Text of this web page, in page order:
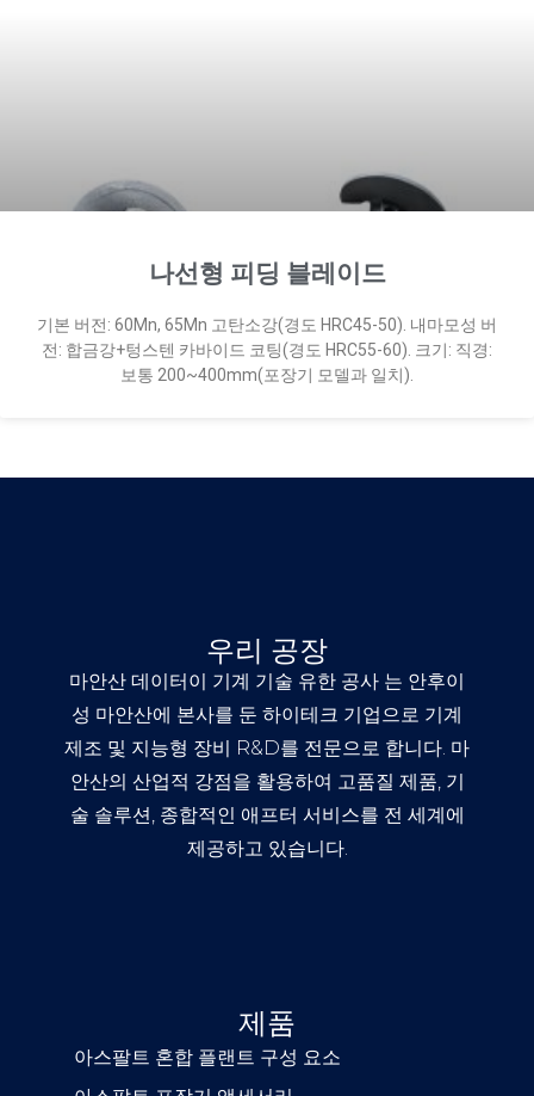
나선형 피딩 블레이드
기본 버전: 60Mn, 65Mn 고탄소강(경도 HRC45-50). 내마모성 버
전: 합금강+텅스텐 카바이드 코팅(경도 HRC55-60). 크기: 직경:
보통 200~400mm(포장기 모델과 일치).
우리 공장
마안산 데이터이 기계 기술 유한 공사 는 안후이
성 마안산에 본사를 둔 하이테크 기업으로 기계
제조 및 지능형 장비 R&D를 전문으로 합니다. 마
안산의 산업적 강점을 활용하여 고품질 제품, 기
술 솔루션, 종합적인 애프터 서비스를 전 세계에
제공하고 있습니다.
제품
아스팔트 혼합 플랜트 구성 요소